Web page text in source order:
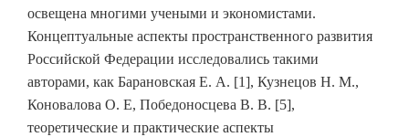
освещена многими учеными и экономистами.
Концептуальные аспекты пространственного развития
Российской Федерации исследовались такими
авторами, как Барановская Е. А. [1], Кузнецов Н. М.,
Коновалова О. Е, Победоносцева В. В. [5],
теоретические и практические аспекты